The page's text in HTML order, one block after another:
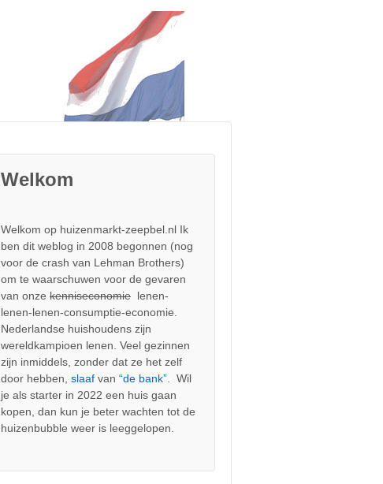
Welkom
Welkom op huizenmarkt-zeepbel.nl Ik
ben dit weblog in 2008 begonnen (nog
voor de crash van Lehman Brothers)
om te waarschuwen voor de gevaren
van onzekenniseconomie lenen-
lenen-lenen-consumptie-economie.
Nederlandse huishoudens zijn
wereldkampioen lenen. Veel gezinnen
zijn inmiddels, zonder dat ze het zelf
door hebben,slaaf van“de bank”. Wil
je als starter in 2022 een huis gaan
kopen, dan kun je beter wachten tot de
huizenbubble weer is leeggelopen.